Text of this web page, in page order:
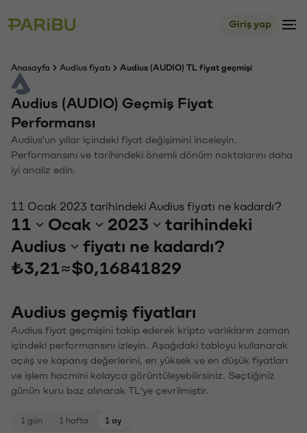
Giriş yap
Anasayfa Audius fiyatı Audius (AUDIO) TL fiyat geçmişi
Audius (AUDIO) Geçmiş Fiyat
Performansı
Audius'un yıllar içindeki fiyat değişimini inceleyin.
Performansını ve tarihindeki önemli dönüm noktalarını daha
iyi analiz edin.
11 Ocak 2023 tarihindeki Audius fiyatı ne kadardı?
11 Ocak 2023
tarihindeki
Audius
fiyatı ne kadardı?
₺3,21≈$0,16841829
Audius geçmiş fiyatları
Audius fiyat geçmişini takip ederek kripto varlıkların zaman
içindeki performansını izleyin. Aşağıdaki tabloyu kullanarak
açılış ve kapanış değerlerini, en yüksek ve en düşük fiyatları
ve işlem hacmini kolayca görüntüleyebilirsiniz. Seçtiğiniz
günün kuru baz alınarak TL'ye çevrilmiştir.
1 gün 1 hafta 1 ay